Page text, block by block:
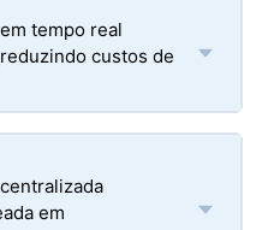
tempo real
custos de
em